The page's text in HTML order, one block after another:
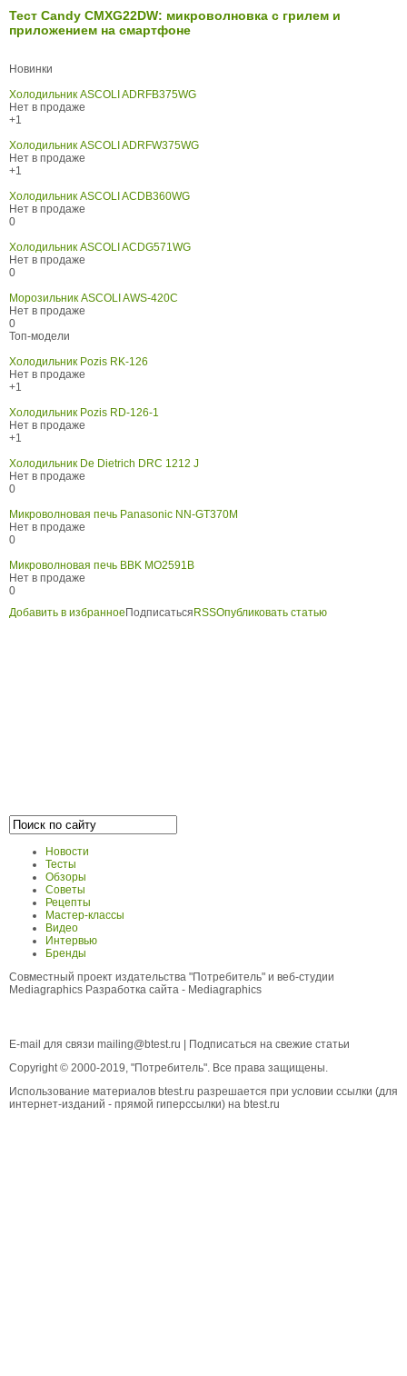
Тест Candy СMXG22DW: микроволновка с грилем и
приложением на смартфоне
Новинки
Холодильник ASCOLI ADRFB375WG
Нет в продаже
+1
Холодильник ASCOLI ADRFW375WG
Нет в продаже
+1
Холодильник ASCOLI ACDB360WG
Нет в продаже
0
Холодильник ASCOLI ACDG571WG
Нет в продаже
0
Морозильник ASCOLI AWS-420C
Нет в продаже
0
Топ-модели
Холодильник Pozis RK-126
Нет в продаже
+1
Холодильник Pozis RD-126-1
Нет в продаже
+1
Холодильник De Dietrich DRС 1212 J
Нет в продаже
0
Микроволновая печь Panasonic NN-GT370M
Нет в продаже
0
Микроволновая печь BBK MO2591B
Нет в продаже
0
Добавить в избранное Подписаться RSSОпубликовать статью
Новости
Тесты
Обзоры
Советы
Рецепты
Мастер-классы
Видео
Интервью
Бренды
Совместный проект издательства "Потребитель" и веб-студии
Mediagraphics Разработка сайта - Mediagraphics
E-mail для связи mailing@btest.ru
Подписаться на свежие статьи
Copyright © 2000-2019, "Потребитель". Все права защищены.
Использование материалов btest.ru разрешается при условии ссылки (для
интернет-изданий - прямой гиперссылки) на btest.ru